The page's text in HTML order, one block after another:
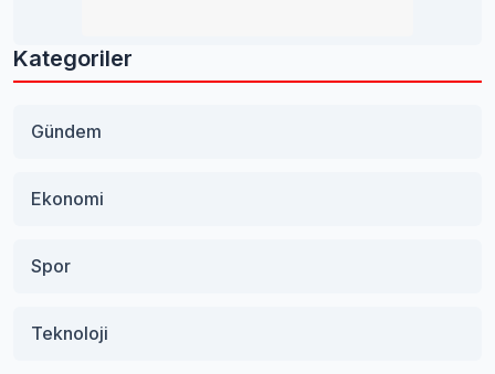
Kategoriler
Gündem
Ekonomi
Spor
Teknoloji